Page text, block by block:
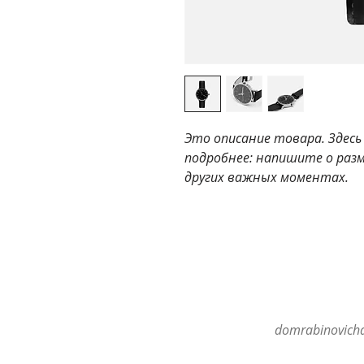
Это описание товара.
подробнее: напишите о
других важных моментах.